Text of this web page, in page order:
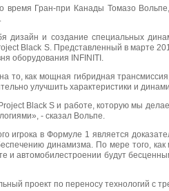
время Гран-при Канады Томазо
дизайн и создание специальных
Black S. Представленный в марте
оборудования INFINITI.
то, как мощная гибридная
улучшить характеристики и
Black S и работе, которую мы
- сказал Вольпе.
игрока в Формуле 1 является
динамизма. По мере того,
и автомобилестроении будут
проект по переносу технологий с